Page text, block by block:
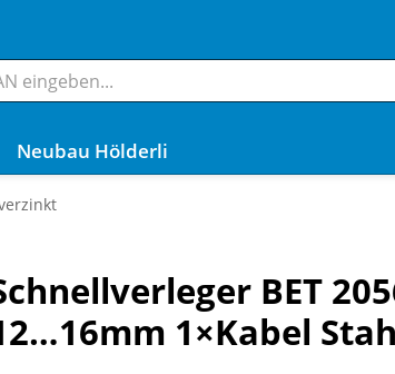
Neubau Hölderli
BET
1×Kabel